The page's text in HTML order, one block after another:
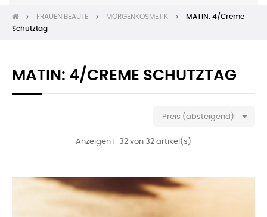
FRAUEN BEAUTE MORGENKOSMETIK
MATIN: 4/Creme
Schutztag
MATIN: 4/CREME SCHUTZTAG
Preis (absteigend) 
Anzeigen 1-32 von 32 artikel(s)